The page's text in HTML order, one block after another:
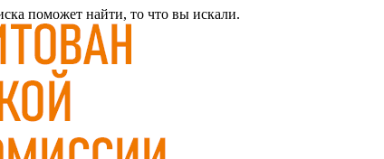
поможет найти, то что вы искали.